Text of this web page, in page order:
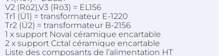
V2 (Rö2),V3 (Rö3) = EL156
Tr1 (Ü1) = transformateur E-1220
Tr2 (Ü2) = transformateur B-2156
1 x support Noval céramique encartable
2 x support Cctal céramique encartable
Liste des composants de l’alimentation HT